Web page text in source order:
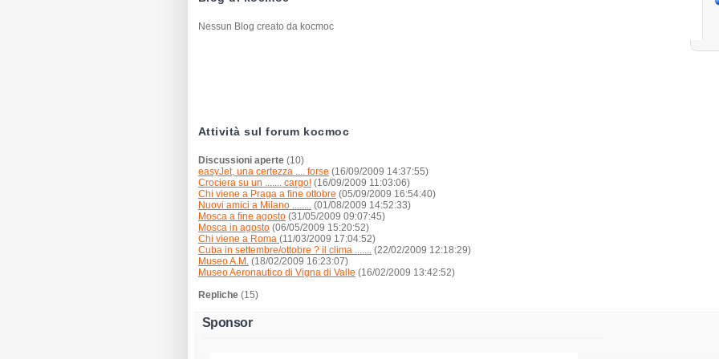
Nessun Blog creato da kocmoc
Attività sul forum kocmoc
Discussioni aperte (10)
easyJet, una certezza .... forse (16/09/2009 14:37:55)
Crociera su un ....... cargo! (16/09/2009 11:03:06)
Chi viene a Praga a fine ottobre (05/09/2009 16:54:40)
Nuovi amici a Milano ........ (01/08/2009 14:52:33)
Mosca a fine agosto (31/05/2009 09:07:45)
Mosca in agosto (06/05/2009 15:20:52)
Chi viene a Roma (11/03/2009 17:04:52)
Cuba in settembre/ottobre ? il clima ....... (22/02/2009 12:18:29)
Museo A.M. (18/02/2009 16:23:07)
Museo Aeronautico di Vigna di Valle (16/02/2009 13:42:52)
Repliche (15)
Sponsor